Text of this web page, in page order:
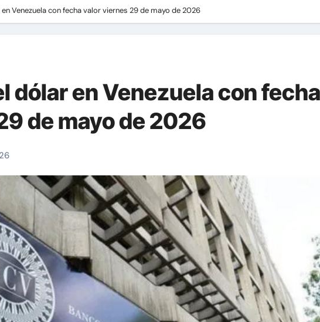
Venezuela con fecha valor viernes 29 de mayo de 2026
dólar en Venezuela con fecha
de mayo de 2026